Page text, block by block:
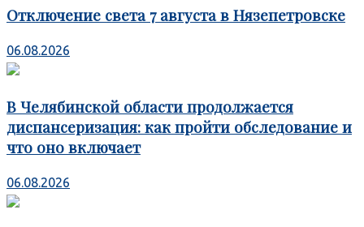
Отключение света 7 августа в Нязепетровске
06.08.2026
В Челябинской области продолжается
диспансеризация: как пройти обследование и
что оно включает
06.08.2026